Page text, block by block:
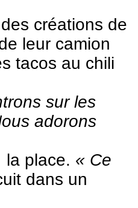
créations de
leur camion
tacos au chili
sur les
adorons
la place. « Ce
dans un